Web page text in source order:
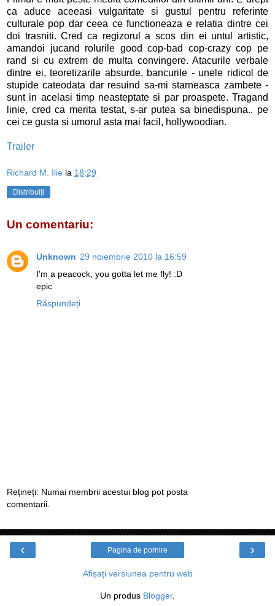
ca aduce aceeasi vulgaritate si gustul pentru referinte
culturale pop dar ceea ce functioneaza e relatia dintre cei
doi trasniti. Cred ca regizorul a scos din ei untul artistic,
amandoi jucand rolurile good cop-bad cop-crazy cop pe
rand si cu extrem de multa convingere. Atacurile verbale
dintre ei, teoretizarile absurde, bancurile - unele ridicol de
stupide cateodata dar resuind sa-mi starneasca zambete -
sunt in acelasi timp neasteptate si par proaspete. Tragand
linie, cred ca merita testat, s-ar putea sa binedispuna.. pe
cei ce gusta si umorul asta mai facil, hollywoodian.
Trailer
Richard M. Ilie la 18:29
Distribuiți
Un comentariu:
Unknown 29 noiembrie 2010 la 16:59
I'm a peacock, you gotta let me fly! :D
epic
Răspundeți
Rețineți: Numai membrii acestui blog pot posta
comentarii.
‹ ›
Pagina de pornire
Afișați versiunea pentru web
Un produs Blogger.